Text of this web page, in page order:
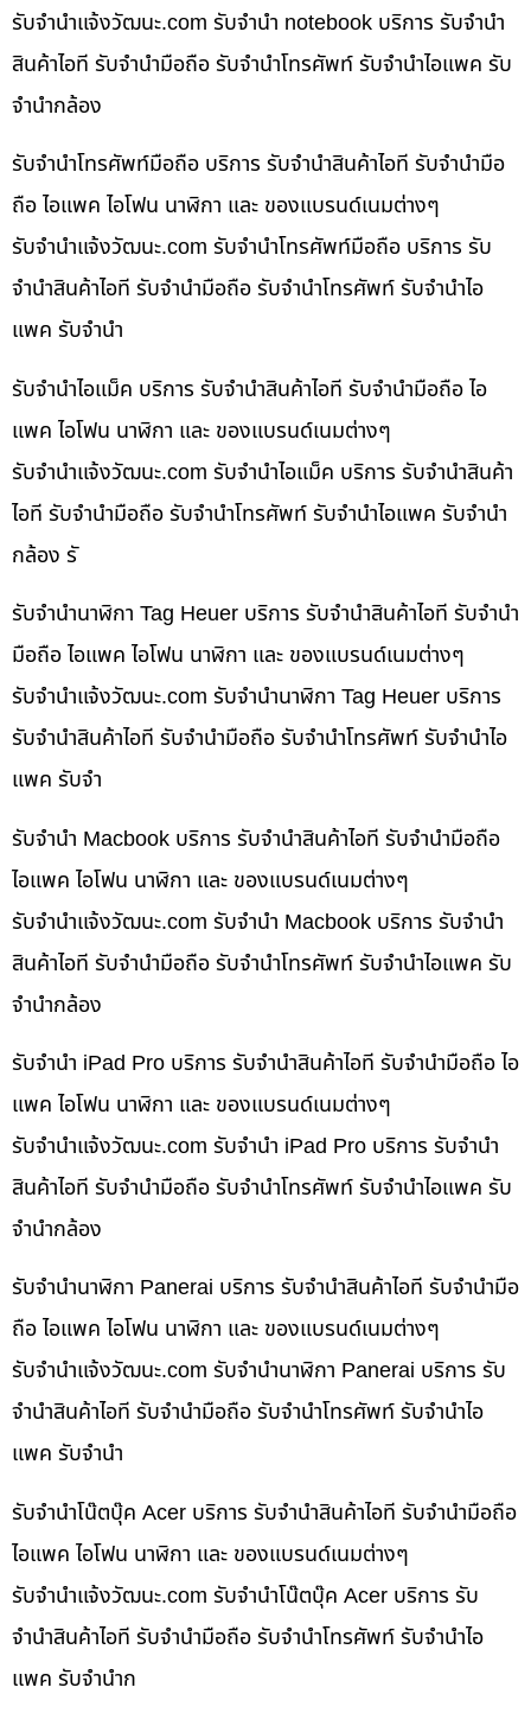
รับจํานําแจ้งวัฒนะ.com รับจำนำ notebook บริการ รับจำนำ
สินค้าไอที รับจำนำมือถือ รับจำนำโทรศัพท์ รับจำนำไอแพค รับ
จำนำกล้อง
รับจำนำโทรศัพท์มือถือ บริการ รับจำนำสินค้าไอที รับจำนำมือ
ถือ ไอแพค ไอโฟน นาฬิกา และ ของแบรนด์เนมต่างๆ
รับจํานําแจ้งวัฒนะ.com รับจำนำโทรศัพท์มือถือ บริการ รับ
จำนำสินค้าไอที รับจำนำมือถือ รับจำนำโทรศัพท์ รับจำนำไอ
แพค รับจำนำ
รับจำนำไอแม็ค บริการ รับจำนำสินค้าไอที รับจำนำมือถือ ไอ
แพค ไอโฟน นาฬิกา และ ของแบรนด์เนมต่างๆ
รับจํานําแจ้งวัฒนะ.com รับจำนำไอแม็ค บริการ รับจำนำสินค้า
ไอที รับจำนำมือถือ รับจำนำโทรศัพท์ รับจำนำไอแพค รับจำนำ
กล้อง รั
รับจำนำนาฬิกา Tag Heuer บริการ รับจำนำสินค้าไอที รับจำนำ
มือถือ ไอแพค ไอโฟน นาฬิกา และ ของแบรนด์เนมต่างๆ
รับจํานําแจ้งวัฒนะ.com รับจำนำนาฬิกา Tag Heuer บริการ
รับจำนำสินค้าไอที รับจำนำมือถือ รับจำนำโทรศัพท์ รับจำนำไอ
แพค รับจำ
รับจำนำ Macbook บริการ รับจำนำสินค้าไอที รับจำนำมือถือ
ไอแพค ไอโฟน นาฬิกา และ ของแบรนด์เนมต่างๆ
รับจํานําแจ้งวัฒนะ.com รับจำนำ Macbook บริการ รับจำนำ
สินค้าไอที รับจำนำมือถือ รับจำนำโทรศัพท์ รับจำนำไอแพค รับ
จำนำกล้อง
รับจำนำ iPad Pro บริการ รับจำนำสินค้าไอที รับจำนำมือถือ ไอ
แพค ไอโฟน นาฬิกา และ ของแบรนด์เนมต่างๆ
รับจํานําแจ้งวัฒนะ.com รับจำนำ iPad Pro บริการ รับจำนำ
สินค้าไอที รับจำนำมือถือ รับจำนำโทรศัพท์ รับจำนำไอแพค รับ
จำนำกล้อง
รับจำนำนาฬิกา Panerai บริการ รับจำนำสินค้าไอที รับจำนำมือ
ถือ ไอแพค ไอโฟน นาฬิกา และ ของแบรนด์เนมต่างๆ
รับจํานําแจ้งวัฒนะ.com รับจำนำนาฬิกา Panerai บริการ รับ
จำนำสินค้าไอที รับจำนำมือถือ รับจำนำโทรศัพท์ รับจำนำไอ
แพค รับจำนำ
รับจำนำโน๊ตบุ๊ค Acer บริการ รับจำนำสินค้าไอที รับจำนำมือถือ
ไอแพค ไอโฟน นาฬิกา และ ของแบรนด์เนมต่างๆ
รับจํานําแจ้งวัฒนะ.com รับจำนำโน๊ตบุ๊ค Acer บริการ รับ
จำนำสินค้าไอที รับจำนำมือถือ รับจำนำโทรศัพท์ รับจำนำไอ
แพค รับจำนำก